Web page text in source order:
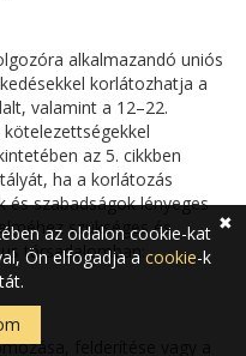
alkalmazandó uniós
korlátozhatja a
valamint a 12–22.
az 5. cikkben
ha a korlátozás
szabadságok lényeges
szükséges és
társadalomban:
felderítése vagy a
az oldalon cookie-kat
Ön elfogadja a cookie-k
✖